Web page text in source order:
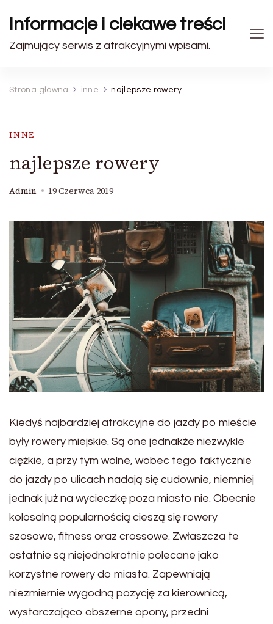
Informacje i ciekawe treści
Zajmujący serwis z atrakcyjnymi wpisami.
Strona główna inne najlepsze rowery
INNE
najlepsze rowery
Admin 19 Czerwca 2019
Kiedyś najbardziej atrakcyjne do jazdy po mieście
były rowery miejskie. Są one jednakże niezwykle
ciężkie, a przy tym wolne, wobec tego faktycznie
do jazdy po ulicach nadają się cudownie, niemniej
jednak już na wycieczkę poza miasto nie. Obecnie
kolosalną popularnością cieszą się rowery
szosowe, fitness oraz crossowe. Zwłaszcza te
ostatnie są niejednokrotnie polecane jako
korzystne rowery do miasta. Zapewniają
niezmiernie wygodną pozycję za kierownicą,
wystarczająco obszerne opony, przedni